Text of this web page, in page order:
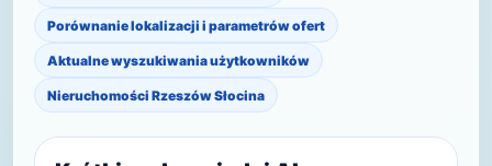
Porównanie lokalizacji i parametrów ofert
Aktualne wyszukiwania użytkowników
Nieruchomości Rzeszów Słocina